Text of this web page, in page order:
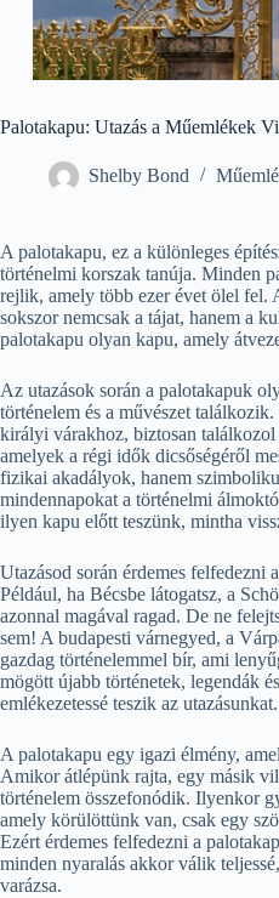
Palotakapu: Utazás a Műemlékek
Shelby Bond
A palotakapu, ez a különleges
történelmi korszak tanúja. Minden
rejlik, amely több ezer évet ölel fel.
sokszor nemcsak a tájat, hanem a
palotakapu olyan kapu, amely
Az utazások során a palotakapuk
történelem és a művészet
királyi várakhoz, biztosan
amelyek a régi idők dicsőségéről
fizikai akadályok, hanem
mindennapokat a történelmi
ilyen kapu előtt teszünk, mintha
Utazásod során érdemes felfedezni
Például, ha Bécsbe látogatsz, a
azonnal magával ragad. De ne
sem! A budapesti várnegyed, a
gazdag történelemmel bír, ami
mögött újabb történetek, legendák
emlékezetessé teszik az utazásunkat.
A palotakapu egy igazi élmény,
Amikor átlépünk rajta, egy másik
történelem összefonódik. Ilyenkor
amely körülöttünk van, csak egy
Ezért érdemes felfedezni a
minden nyaralás akkor válik
varázsa.